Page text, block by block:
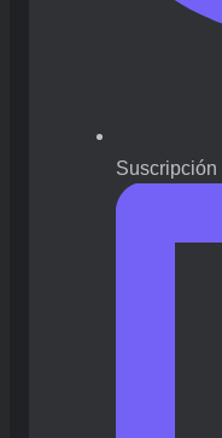
Suscripción